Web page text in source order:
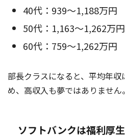
40代：939～1,188万円
50代：1,163～1,262万円
60代：759～1,262万円
部長クラスになると、平均年
め、高収入も夢ではありません。
ソフトバンクは福利厚